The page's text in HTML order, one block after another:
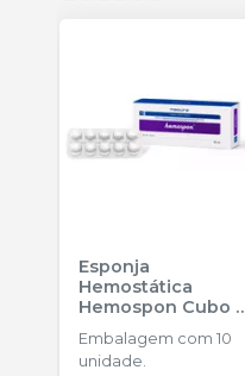
Esponja
Hemostática
Hemospon Cubo -
10 unidades
MAQUIRA
Embalagem com 10
unidade.